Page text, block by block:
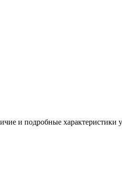
и подробные характеристики